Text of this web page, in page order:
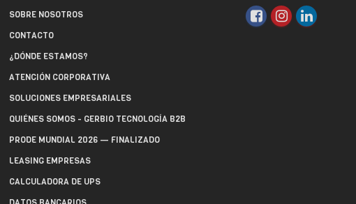
SOBRE NOSOTROS
CONTACTO
¿DÓNDE ESTAMOS?
ATENCIÓN CORPORATIVA
SOLUCIONES EMPRESARIALES
QUIÉNES SOMOS - GERBIO TECNOLOGÍA B2B
PRODE MUNDIAL 2026 — FINALIZADO
LEASING EMPRESAS
CALCULADORA DE UPS